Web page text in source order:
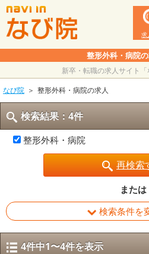
求
整形外科・病院
新卒・転職の求人サイト「
なび院
整形外科・病院の求人
検索結果：4件
整形外科・病院
再検索
または
検索条件を
4件中1〜4件を表示